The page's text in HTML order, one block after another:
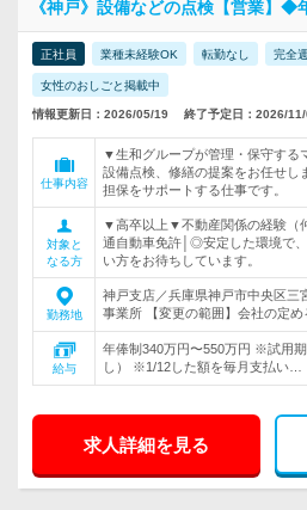
《神戸》設備などの点検【営業】◆
正社員 業種未経験OK 転勤なし 完全
女性のおしごと掲載中
情報更新日：2026/05/19 終了予定日：2026/
仕事内容
▼生和グループが管理・保守する
設備点検、修繕の提案をお任せし
担保をサポートする仕事です。
対象と
なる方
▼高卒以上▼不動産関係の経験（
通自動車免許│◎安定した環境で
い方をお待ちしています。
勤務地
神戸支店／兵庫県神戸市中央区三
事業所 【変更の範囲】会社の定め
給与
年俸制340万円〜550万円 ※試用
し） ※1/12した額を毎月支払い…
求人詳細を見る